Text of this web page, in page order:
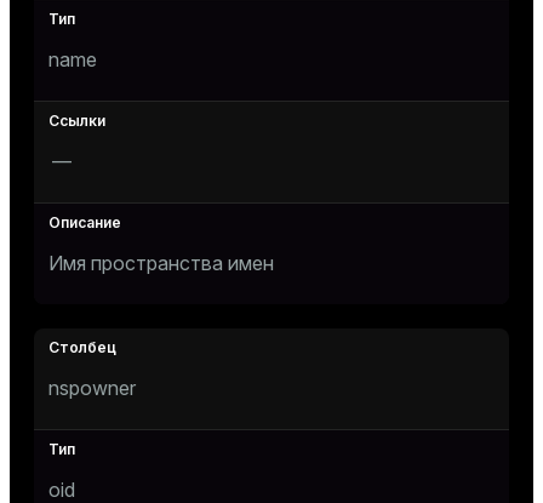
name
—
Имя пространства имен
nspowner
oid